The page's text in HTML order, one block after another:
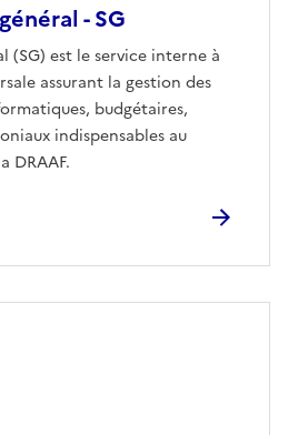
- SG
(SG) est le service interne à
assurant la gestion des
budgétaires,
indispensables au
DRAAF.